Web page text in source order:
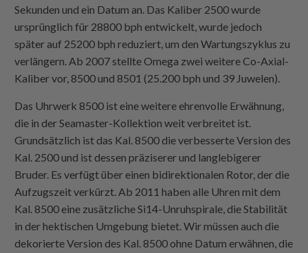
Sekunden und ein Datum an. Das Kaliber 2500 wurde
ursprünglich für 28800 bph entwickelt, wurde jedoch
später auf 25200 bph reduziert, um den Wartungszyklus zu
verlängern. Ab 2007 stellte Omega zwei weitere Co-Axial-
Kaliber vor, 8500 und 8501 (25.200 bph und 39 Juwelen).
Das Uhrwerk 8500 ist eine weitere ehrenvolle Erwähnung,
die in der Seamaster-Kollektion weit verbreitet ist.
Grundsätzlich ist das Kal. 8500 die verbesserte Version des
Kal. 2500 und ist dessen präziserer und langlebigerer
Bruder. Es verfügt über einen bidirektionalen Rotor, der die
Aufzugszeit verkürzt. Ab 2011 haben alle Uhren mit dem
Kal. 8500 eine zusätzliche Si14-Unruhspirale, die Stabilität
in der hektischen Umgebung bietet. Wir müssen auch die
dekorierte Version des Kal. 8500 ohne Datum erwähnen, die